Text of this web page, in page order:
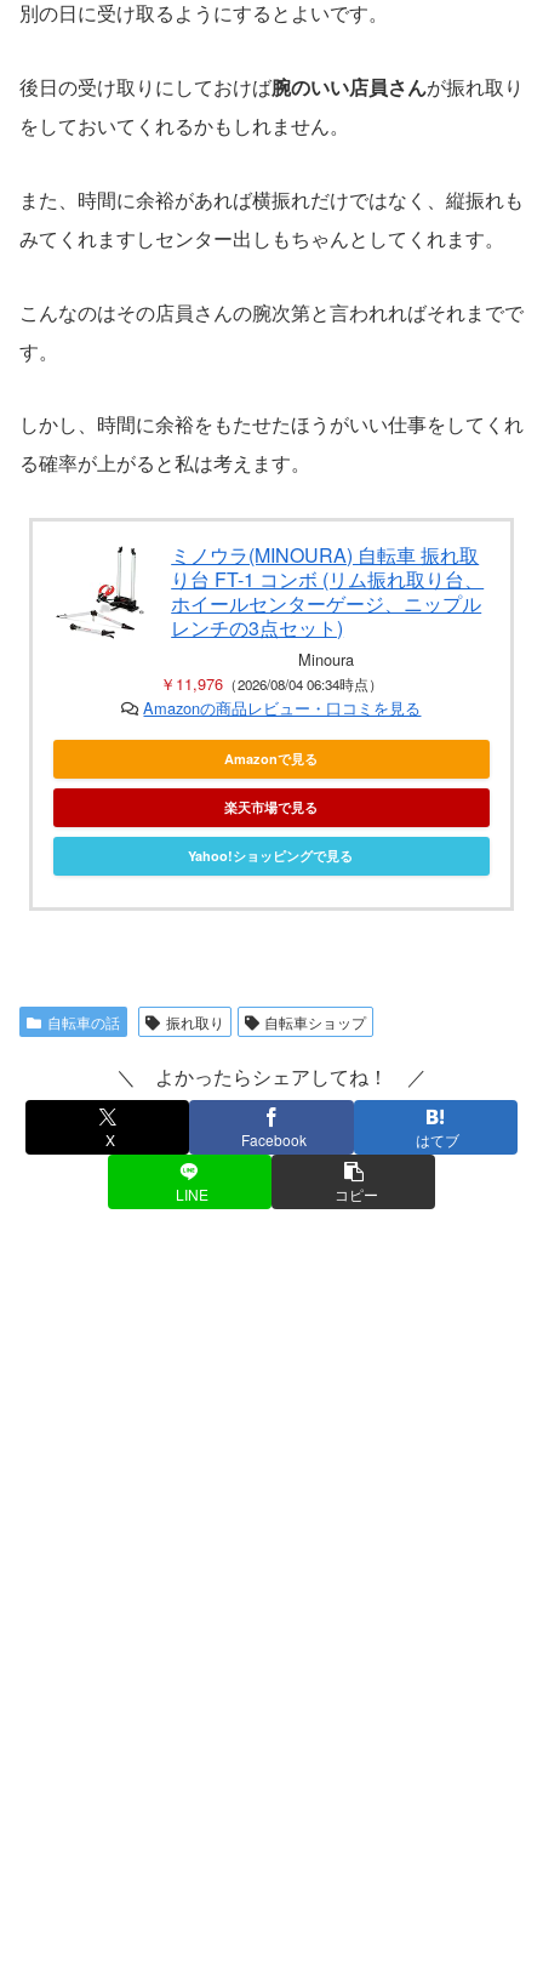
別の日に受け取るようにするとよいです。
後日の受け取りにしておけば腕のいい店員さんが振れ取り
をしておいてくれるかもしれません。
また、時間に余裕があれば横振れだけではなく、縦振れも
みてくれますしセンター出しもちゃんとしてくれます。
こんなのはその店員さんの腕次第と言われればそれまでで
す。
しかし、時間に余裕をもたせたほうがいい仕事をしてくれ
る確率が上がると私は考えます。
ミノウラ(MINOURA) 自転車 振れ取
り台 FT-1 コンボ (リム振れ取り台、
ホイールセンターゲージ、ニップル
レンチの3点セット)
Minoura
￥11,976（2026/08/04 06:34時点）
Amazonの商品レビュー・口コミを見る
Amazonで見る
楽天市場で見る
Yahoo!ショッピングで見る
自転車の話 振れ取り 自転車ショップ
＼ よかったらシェアしてね！ ／
X Facebook はてブ
LINE コピー